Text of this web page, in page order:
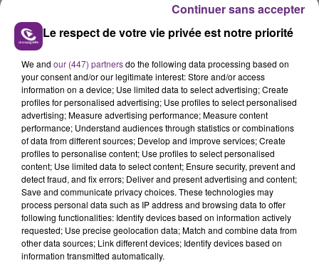
UNE JEUNE AUTOMOBILISTE GRIÈVEMENT
BLESSÉE
Une automobiliste s'est retrouvée piégée dans
son véhicule après une collision avec un poids
lourd. Très grièvement blessée, la jeune femme
de 20 ans a été...
SI TOUT LE MONDE FAIT ÇA, MOI L'ANNÉE
PROCHAINE JE VENDANGE EN...
La vendange en Champagne a débuté ce jeudi 6
août dans la commune de Montgueux (Aube). Du
Le respect de votre vie privée est notre priorité
We and our (447) partnersdo the following data processing based on
your consent and/or our legitimate interest: Store and/or access
information on a device; Use limited data to select advertising; Create
profiles for personalised advertising; Use profiles to select personalised
advertising; Measure advertising performance; Measure content
performance; Understand audiences through statistics or combinations
of data from different sources; Develop and improve services; Create
profiles to personalise content; Use profiles to select personalised
content; Use limited data to select content; Ensure security, prevent and
detect fraud, and fix errors; Deliver and present advertising and content;
Save and communicate privacy choices. These technologies may
process personal data such as IP address and browsing data to offer
following functionalities: Identify devices based on information actively
requested; Use precise geolocation data; Match and combine data from
other data sources; Link different devices; Identify devices based on
information transmitted automatically.
Continuer sans accepter